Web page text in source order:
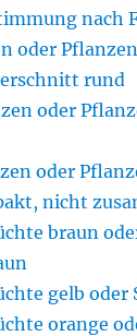
nach
oder
rund
oder
oder
nicht
braun
gelb oder
orange